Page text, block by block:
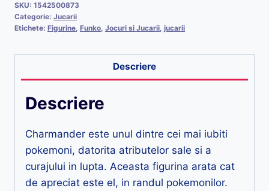
SKU: 1542500873
Categorie: Jucarii
Etichete: Figurine, Funko, Jocuri si Jucarii, jucarii
Descriere
Descriere
Charmander este unul dintre cei mai iubiti
pokemoni, datorita atributelor sale si a
curajului in lupta. Aceasta figurina arata cat
de apreciat este el, in randul pokemonilor.